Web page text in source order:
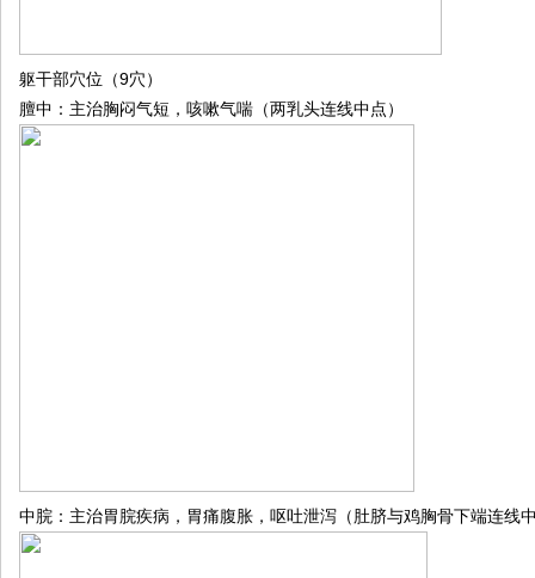
躯干部穴位（9穴）
膻中：主治胸闷气短，咳嗽气喘（两乳头连线中点）
中脘：主治胃脘疾病，胃痛腹胀，呕吐泄泻（肚脐与鸡胸骨下端连线